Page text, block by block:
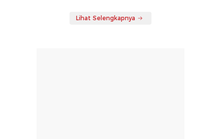
Lihat Selengkapnya